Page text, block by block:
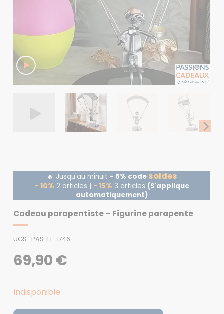
🔥 Jusqu'au minuit - 5% code soldes
- 10% 2 articles | - 15% 3 articles (S'applique
automatiquement)
Cadeau parapentiste – Figurine parapente
UGS : PAS-EF-1746
69,90 €
Indisponible